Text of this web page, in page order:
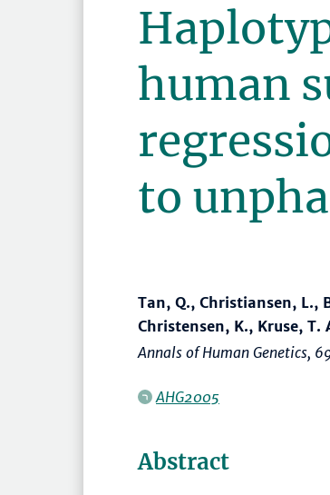
human
to
Tan, Q., Christiansen, L.,
Christensen, K., Kruse, T.
Annals of Human Genetics,
AHG2005
Abstract